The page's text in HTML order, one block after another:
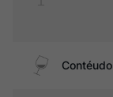
Contéudo